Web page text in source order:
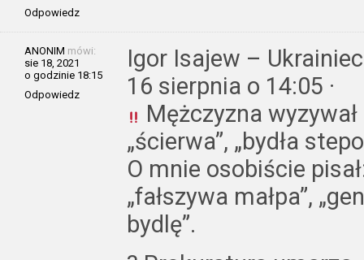
Odpowiedz
ANONIM mówi:
sie 18, 2021
o godzinie 18:15
Odpowiedz
Igor Isajew –
16 sierpnia o 14:05 ·
Mężczyzna
„ścierwa”, „bydła
O mnie osobiście
„fałszywa małpa”,
bydlę”.